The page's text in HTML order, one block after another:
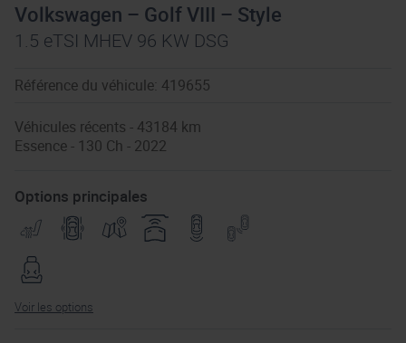
Volkswagen – Golf VIII – Style
1.5 eTSI MHEV 96 KW DSG
Référence du véhicule: 419655
Véhicules récents - 43184 km
Essence - 130 Ch - 2022
Options principales
Voir les options